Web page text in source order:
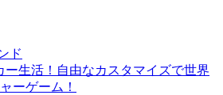
ド
ー生活！自由なカスタマイズで世界
ーゲーム！